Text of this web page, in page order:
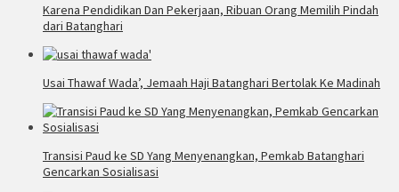
Karena Pendidikan Dan Pekerjaan, Ribuan Orang Memilih Pindah
dari Batanghari
Usai Thawaf Wada’, Jemaah Haji Batanghari Bertolak Ke Madinah
Transisi Paud ke SD Yang Menyenangkan, Pemkab Batanghari
Gencarkan Sosialisasi